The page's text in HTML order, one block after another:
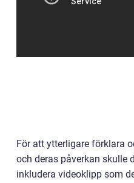
För att ytterligare förklara
och deras påverkan skulle
inkludera videoklipp som